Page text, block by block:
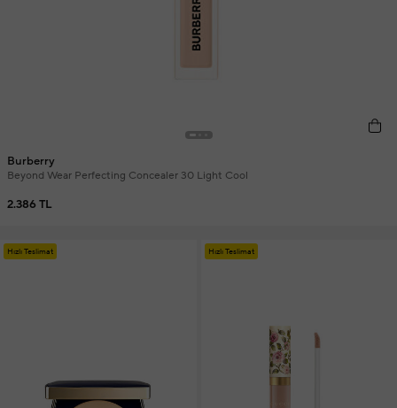
Burberry
Beyond Wear Perfecting Concealer 30 Light Cool
2.386 TL
Hızlı Teslimat Hızlı Teslimat